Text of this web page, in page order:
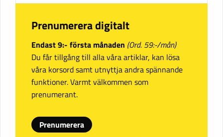
Prenumerera digitalt
Endast 9:- första månaden (Ord. 59:-/mån)
Du får tillgång till alla våra artiklar, kan lösa
våra korsord samt utnyttja andra spännande
funktioner. Varmt välkommen som
prenumerant.
Prenumerera